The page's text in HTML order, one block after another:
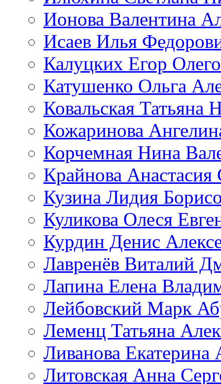
Ионова Валентина
Исаев Илья
Калуцких Егор
Катушенко Ольга
Ковальская Татьяна
Кожаринова
Корчемная Нина
Крайнова Анастасия
Кузина Лидия
Куликова Олеся
Курдин Денис
Лавренёв Виталий
Лапина Елена
Лейбовский Марк
Леменц Татьяна
Ливанова Екатерина
Литовская Анна